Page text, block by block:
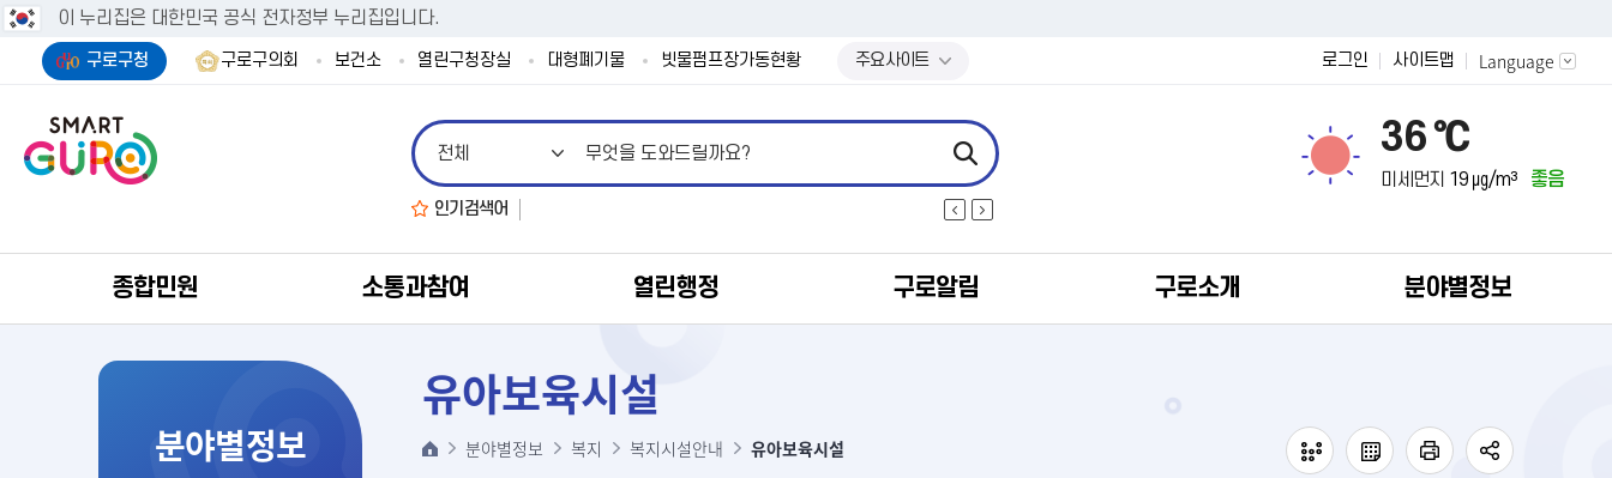
이 누리집은 대한민국 공식 전자정부 누리집입니다.
구로구청 구로구의회 보건소 열린구청장실 대형폐기물 빗물펌프장가동현황 주요사이트 로그인 사이트맵 Language
인기검색어
36 ℃
미세먼지 19 ㎍/m³ 좋음
종합민원 소통과참여 열린행정 구로알림 구로소개 분야별정보
분야별정보
유아보육시설
분야별정보 복지 복지시설안내 유아보육시설